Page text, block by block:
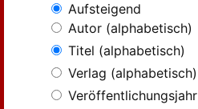
Aufsteigend
Autor (alphabetisch)
Titel (alphabetisch)
Verlag (alphabetisch)
Veröffentlichungsjahr